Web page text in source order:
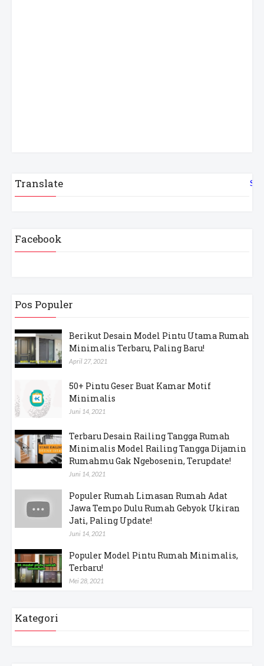
Translate
Facebook
Pos Populer
Berikut Desain Model Pintu Utama Rumah
Minimalis Terbaru, Paling Baru!
April 27, 2021
50+ Pintu Geser Buat Kamar Motif
Minimalis
Juni 14, 2021
Terbaru Desain Railing Tangga Rumah
Minimalis Model Railing Tangga Dijamin
Rumahmu Gak Ngebosenin, Terupdate!
Juni 14, 2021
Populer Rumah Limasan Rumah Adat
Jawa Tempo Dulu Rumah Gebyok Ukiran
Jati, Paling Update!
Juni 14, 2021
Populer Model Pintu Rumah Minimalis,
Terbaru!
Mei 28, 2021
Kategori